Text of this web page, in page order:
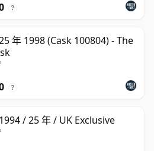
?
年 1998 (Cask 100804) - The
?
/ 25 年 / UK Exclusive